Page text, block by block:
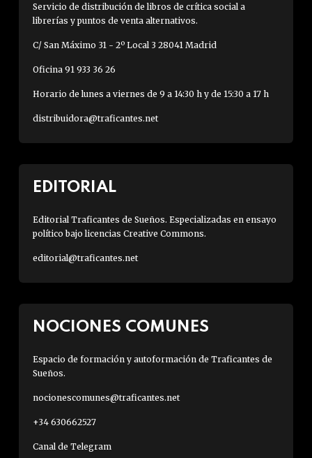
Servicio de distribución de libros de crítica social a
librerías y puntos de venta alternativos.
C/ San Máximo 31 - 2º Local 3 28041 Madrid
Oficina 91 933 36 26
Horario de lunes a viernes de 9 a 14:30 h y de 15:30 a 17 h
distribuidora@traficantes.net
EDITORIAL
Editorial Traficantes de Sueños. Especializadas en ensayo
político bajo licencias Creative Commons.
editorial@traficantes.net
NOCIONES COMUNES
Espacio de formación y autoformación de Traficantes de
Sueños.
nocionescomunes@traficantes.net
+34 630662527
Canal de Telegram